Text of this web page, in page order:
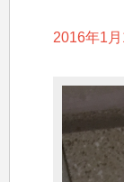
2016年1